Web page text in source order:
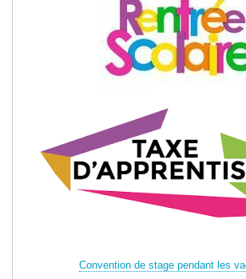
Convention de stage pendant les